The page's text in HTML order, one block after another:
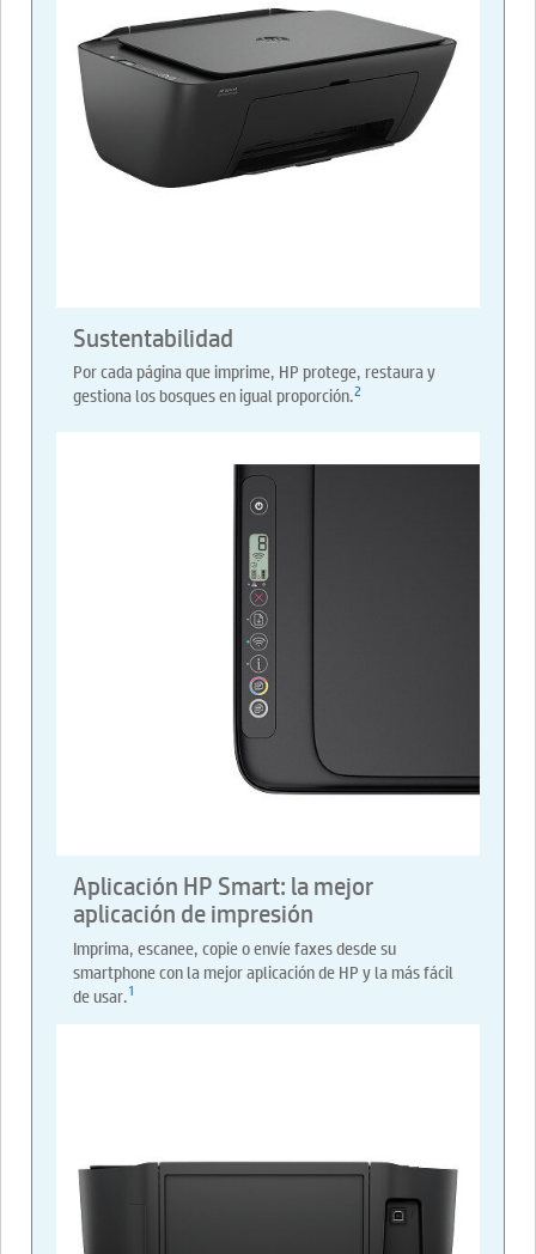
Sustentabilidad
Por cada página que imprime, HP protege, restaura y
gestiona los bosques en igual proporción.2
Aplicación HP Smart: la mejor
aplicación de impresión
Imprima, escanee, copie o envíe faxes desde su
smartphone con la mejor aplicación de HP y la más fácil
de usar.1